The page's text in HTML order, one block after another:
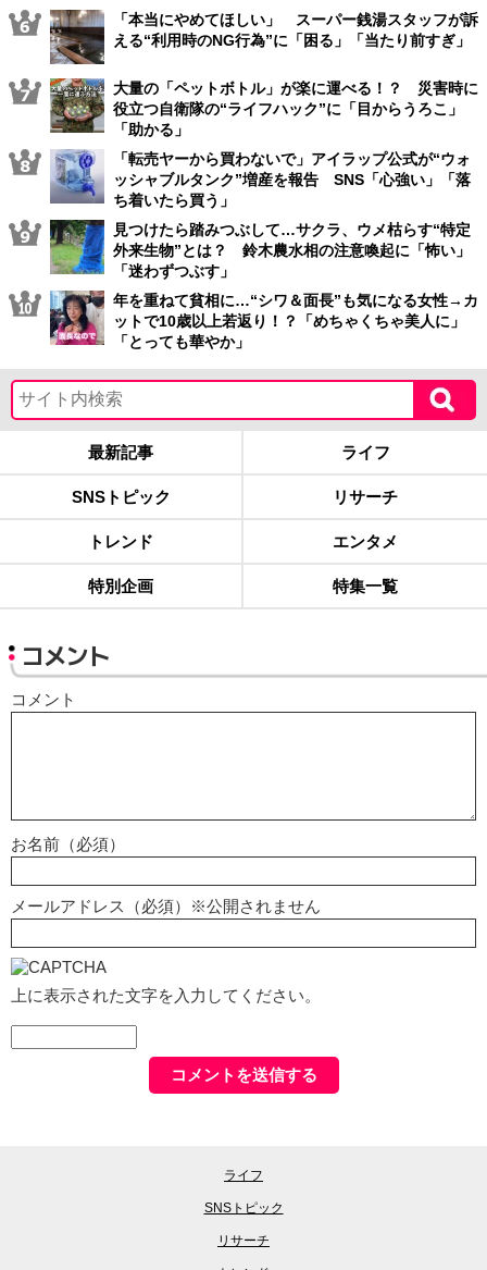
「本当にやめてほしい」 スーパー銭湯スタッフが訴
える“利用時のNG行為”に「困る」「当たり前すぎ」
大量の「ペットボトル」が楽に運べる！？ 災害時に
役立つ自衛隊の“ライフハック”に「目からうろこ」
「助かる」
「転売ヤーから買わないで」アイラップ公式が“ウォ
ッシャブルタンク”増産を報告 SNS「心強い」「落
ち着いたら買う」
見つけたら踏みつぶして…サクラ、ウメ枯らす“特定
外来生物”とは？ 鈴木農水相の注意喚起に「怖い」
「迷わずつぶす」
年を重ねて貧相に…“シワ＆面長”も気になる女性→カ
ットで10歳以上若返り！？「めちゃくちゃ美人に」
「とっても華やか」
最新記事 ライフ
SNSトピック リサーチ
トレンド エンタメ
特別企画 特集一覧
コメント
コメント
お名前（必須）
メールアドレス（必須）※公開されません
上に表示された文字を入力してください。
ライフ
SNSトピック
リサーチ